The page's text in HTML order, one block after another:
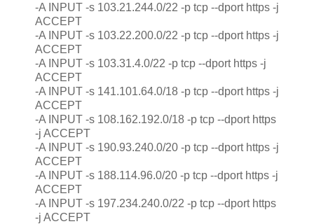
-A INPUT -s 103.21.244.0/22 -p tcp --dport https -j
ACCEPT
-A INPUT -s 103.22.200.0/22 -p tcp --dport https -j
ACCEPT
-A INPUT -s 103.31.4.0/22 -p tcp --dport https -j
ACCEPT
-A INPUT -s 141.101.64.0/18 -p tcp --dport https -j
ACCEPT
-A INPUT -s 108.162.192.0/18 -p tcp --dport https
-j ACCEPT
-A INPUT -s 190.93.240.0/20 -p tcp --dport https -j
ACCEPT
-A INPUT -s 188.114.96.0/20 -p tcp --dport https -j
ACCEPT
-A INPUT -s 197.234.240.0/22 -p tcp --dport https
-j ACCEPT